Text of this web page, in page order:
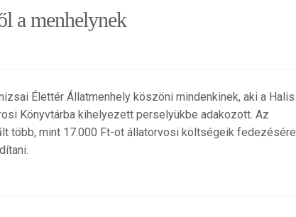
a menhelynek
Élettér Állatmenhely köszöni mindenkinek, aki a Halis
Könyvtárba kihelyezett perselyükbe adakozott. Az
több, mint 17.000 Ft-ot állatorvosi költségeik fedezésére